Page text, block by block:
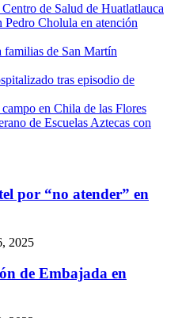
de Salud de Huatlatlauca
Pedro Cholula en atención
familias de San Martín
tras episodio de
en Chila de las Flores
de Escuelas Aztecas con
por “no atender” en
2025
de Embajada en